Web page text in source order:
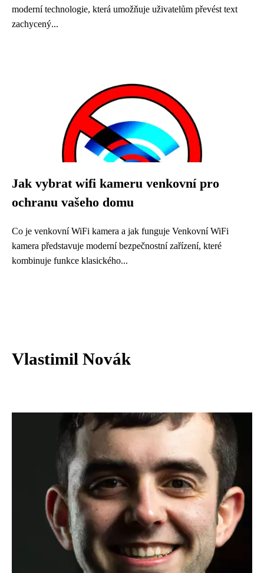
moderní technologie, která umožňuje uživatelům převést text
zachycený...
Jak vybrat wifi kameru venkovní pro
ochranu vašeho domu
Co je venkovní WiFi kamera a jak funguje Venkovní WiFi
kamera představuje moderní bezpečnostní zařízení, které
kombinuje funkce klasického...
Vlastimil Novák